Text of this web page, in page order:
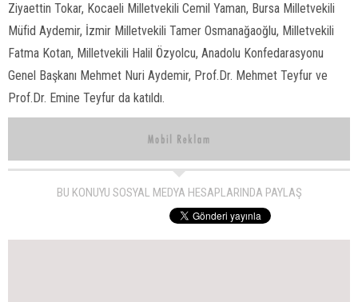
Ziyaettin Tokar, Kocaeli Milletvekili Cemil Yaman, Bursa Milletvekili
Müfid Aydemir, İzmir Milletvekili Tamer Osmanağaoğlu, Milletvekili
Fatma Kotan, Milletvekili Halil Özyolcu, Anadolu Konfedarasyonu
Genel Başkanı Mehmet Nuri Aydemir, Prof.Dr. Mehmet Teyfur ve
Prof.Dr. Emine Teyfur da katıldı.
BU KONUYU SOSYAL MEDYA HESAPLARINDA PAYLAŞ